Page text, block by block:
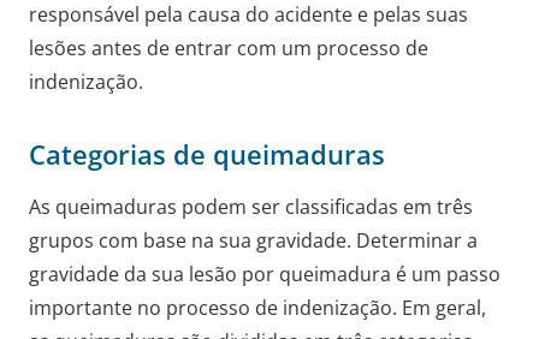
responsável pela causa do acidente e pelas suas
lesões antes de entrar com um processo de
indenização.
Categorias de queimaduras
As queimaduras podem ser classificadas em três
grupos com base na sua gravidade. Determinar a
gravidade da sua lesão por queimadura é um passo
importante no processo de indenização. Em geral,